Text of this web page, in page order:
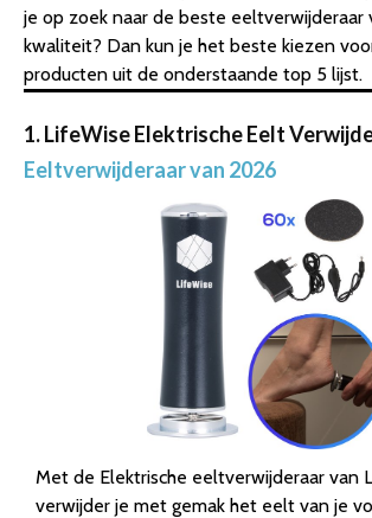
je op zoek naar de beste eeltverwijderaar
kwaliteit? Dan kun je het beste kiezen
producten uit de onderstaande top 5 lijst.
1. LifeWise Elektrische Eelt
Eeltverwijderaar van 2026
Met de Elektrische eeltverwijderaar van
verwijder je met gemak het eelt van je